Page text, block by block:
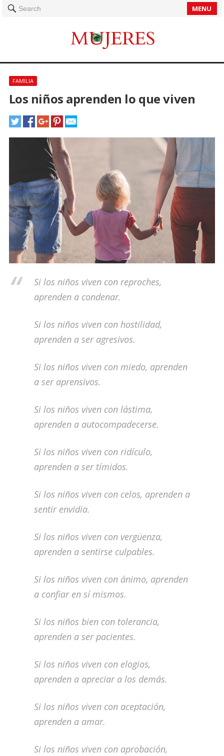
Search MENU
FAMILIA
Los niños aprenden lo que viven
Si los niños viven con reproches,
aprenden a condenar.
Si los niños viven con hostilidad,
aprenden a ser agresivos.
Si los niños viven con miedo, aprenden
a ser aprensivos.
Si los niños viven con lástima,
aprenden a autocompadecerse.
Si los niños viven con ridículo,
aprenden a ser tímidos.
Si los niños viven con celos, aprenden a
sentir envidia.
Si los niños viven con vergüenza,
aprenden a sentirse culpables.
Si los niños viven con ánimo, aprenden
a confiar en sí mismos.
Si los niños bien con tolerancia,
aprenden a ser pacientes.
Si los niños viven con elogios,
aprenden a apreciar a los demás.
Si los niños viven con aceptación,
aprenden a amar.
Si los niños viven con aprobación,